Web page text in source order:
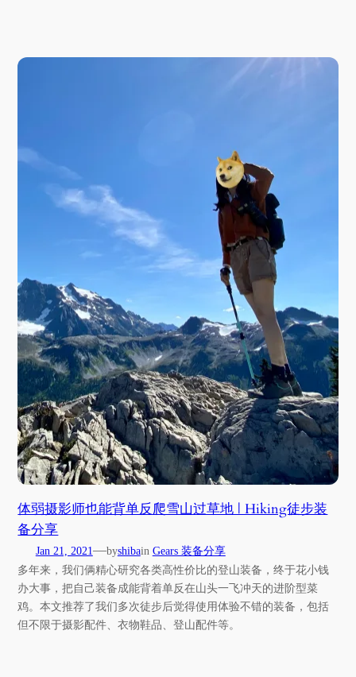
体弱摄影师也能背单反爬雪山过草地 | Hiking徒步装
备分享
Jan 21, 2021—byshibain Gears 装备分享
多年来，我们俩精心研究各类高性价比的登山装备，终于花小钱
办大事，把自己装备成能背着单反在山头一飞冲天的进阶型菜
鸡。本文推荐了我们多次徒步后觉得使用体验不错的装备，包括
但不限于摄影配件、衣物鞋品、登山配件等。